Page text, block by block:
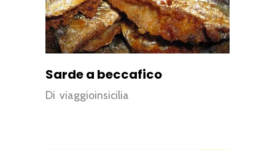
Sarde a beccafico
Di viaggioinsicilia